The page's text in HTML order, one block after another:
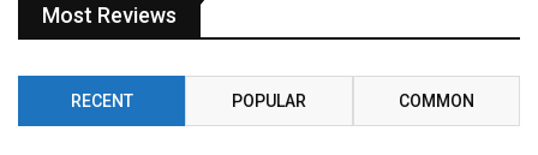
Most Reviews
RECENT POPULAR COMMON